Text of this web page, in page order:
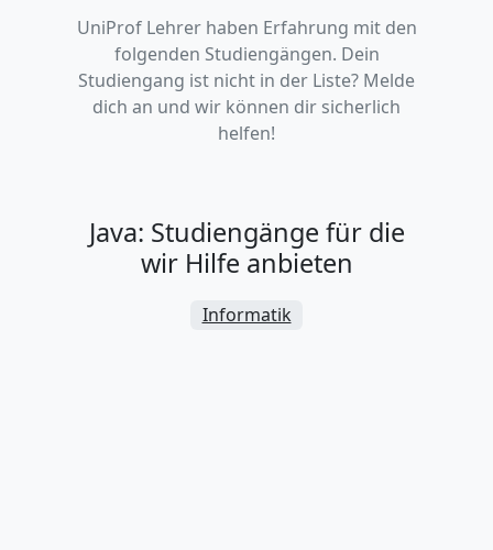
UniProf Lehrer haben Erfahrung mit den
folgenden Studiengängen. Dein
Studiengang ist nicht in der Liste? Melde
dich an und wir können dir sicherlich
helfen!
Java: Studiengänge für die
wir Hilfe anbieten
Informatik